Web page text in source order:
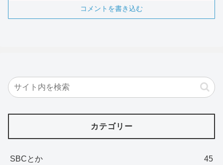
コメントを書き込む
カテゴリー
SBCとか 45